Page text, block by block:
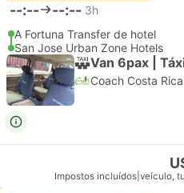
--:-- --:-- 3h
A Fortuna Transfer de hotel
San Jose Urban Zone Hotels
Van 6pax |
Coach Costa Rica
Impostos incluídos veículo,